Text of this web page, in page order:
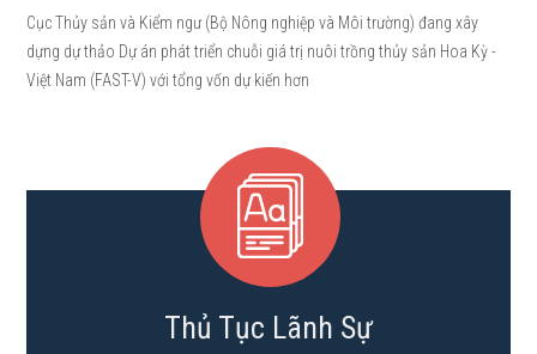
Cục Thủy sản và Kiểm ngư (Bộ Nông nghiệp và Môi trường) đang xây
dựng dự thảo Dự án phát triển chuỗi giá trị nuôi trồng thủy sản Hoa Kỳ -
Việt Nam (FAST-V) với tổng vốn dự kiến hơn
Thủ Tục Lãnh Sự